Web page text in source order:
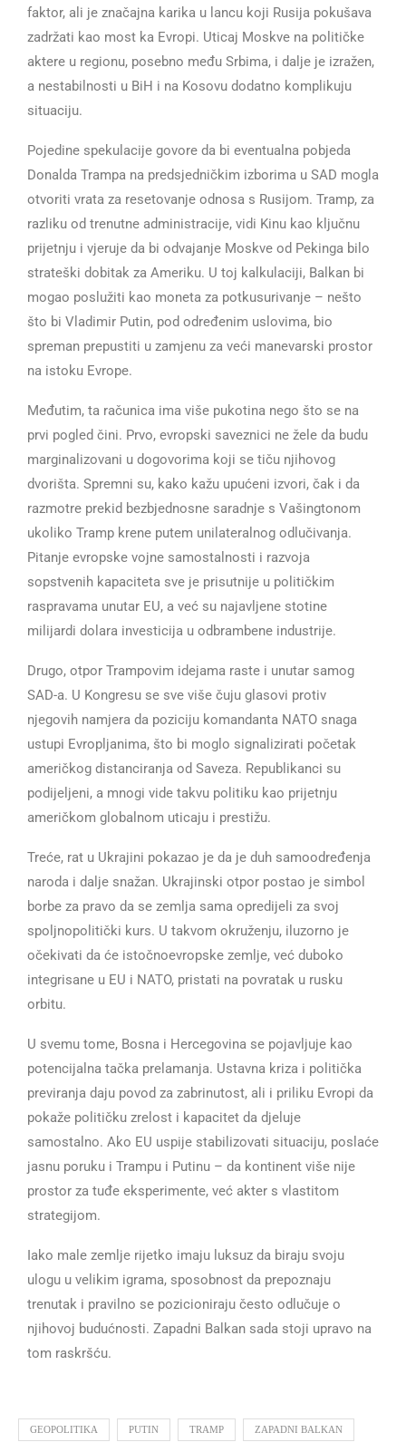
faktor, ali je značajna karika u lancu koji Rusija pokušava
zadržati kao most ka Evropi. Uticaj Moskve na političke
aktere u regionu, posebno među Srbima, i dalje je izražen,
a nestabilnosti u BiH i na Kosovu dodatno komplikuju
situaciju.
Pojedine spekulacije govore da bi eventualna pobjeda
Donalda Trampa na predsjedničkim izborima u SAD mogla
otvoriti vrata za resetovanje odnosa s Rusijom. Tramp, za
razliku od trenutne administracije, vidi Kinu kao ključnu
prijetnju i vjeruje da bi odvajanje Moskve od Pekinga bilo
strateški dobitak za Ameriku. U toj kalkulaciji, Balkan bi
mogao poslužiti kao moneta za potkusurivanje – nešto
što bi Vladimir Putin, pod određenim uslovima, bio
spreman prepustiti u zamjenu za veći manevarski prostor
na istoku Evrope.
Međutim, ta računica ima više pukotina nego što se na
prvi pogled čini. Prvo, evropski saveznici ne žele da budu
marginalizovani u dogovorima koji se tiču njihovog
dvorišta. Spremni su, kako kažu upućeni izvori, čak i da
razmotre prekid bezbjednosne saradnje s Vašingtonom
ukoliko Tramp krene putem unilateralnog odlučivanja.
Pitanje evropske vojne samostalnosti i razvoja
sopstvenih kapaciteta sve je prisutnije u političkim
raspravama unutar EU, a već su najavljene stotine
milijardi dolara investicija u odbrambene industrije.
Drugo, otpor Trampovim idejama raste i unutar samog
SAD-a. U Kongresu se sve više čuju glasovi protiv
njegovih namjera da poziciju komandanta NATO snaga
ustupi Evropljanima, što bi moglo signalizirati početak
američkog distanciranja od Saveza. Republikanci su
podijeljeni, a mnogi vide takvu politiku kao prijetnju
američkom globalnom uticaju i prestižu.
Treće, rat u Ukrajini pokazao je da je duh samoodređenja
naroda i dalje snažan. Ukrajinski otpor postao je simbol
borbe za pravo da se zemlja sama opredijeli za svoj
spoljnopolitički kurs. U takvom okruženju, iluzorno je
očekivati da će istočnoevropske zemlje, već duboko
integrisane u EU i NATO, pristati na povratak u rusku
orbitu.
U svemu tome, Bosna i Hercegovina se pojavljuje kao
potencijalna tačka prelamanja. Ustavna kriza i politička
previranja daju povod za zabrinutost, ali i priliku Evropi da
pokaže političku zrelost i kapacitet da djeluje
samostalno. Ako EU uspije stabilizovati situaciju, poslaće
jasnu poruku i Trampu i Putinu – da kontinent više nije
prostor za tuđe eksperimente, već akter s vlastitom
strategijom.
Iako male zemlje rijetko imaju luksuz da biraju svoju
ulogu u velikim igrama, sposobnost da prepoznaju
trenutak i pravilno se pozicioniraju često odlučuje o
njihovoj budućnosti. Zapadni Balkan sada stoji upravo na
tom raskršću.
GEOPOLITIKA PUTIN TRAMP ZAPADNI BALKAN